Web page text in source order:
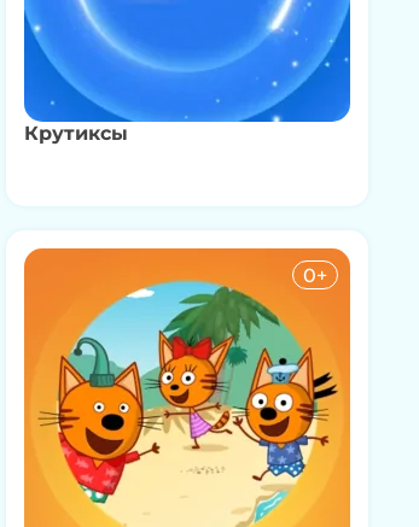
1 мин
ЧАСТЬ
2 мин
О ЧЁМ ГОВОРЯТ ДЕТИ? | 8
ЧАСТЬ
1 мин
ЧАСТЬ
О ЧЁМ ГОВОРЯТ ДЕТИ? | 10
ЧАСТЬ
Крутиксы
0+